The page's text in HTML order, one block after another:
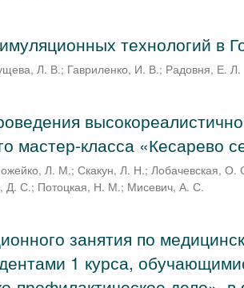
технологий в
Л. В.; Гавриленко, И. В.; Радовня, Е. Л.
мастер-класса «Кесарево
Л. М.;Скакун, Л. Н.;Лобачевская, О.
Д. С.; Потоцкая, Н. М.; Мисевич, А. С.
занятия по
1 курса,